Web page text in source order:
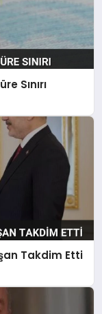
Sınırı
Takdim Etti